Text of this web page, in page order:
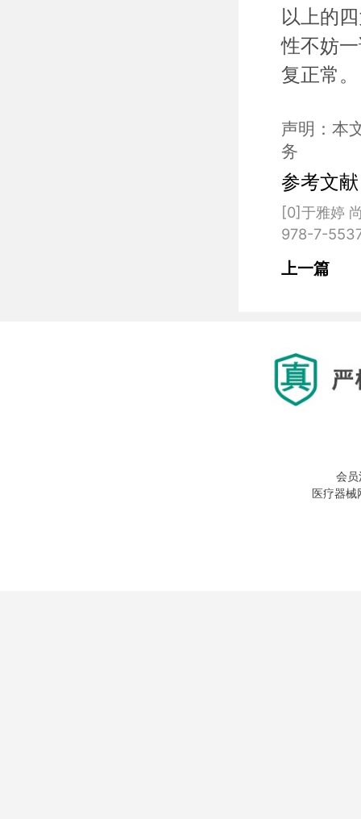
以上的
性不妨
复正常。
声明：本
务
参考文
[0]于雅婷
上一篇
会
医疗器